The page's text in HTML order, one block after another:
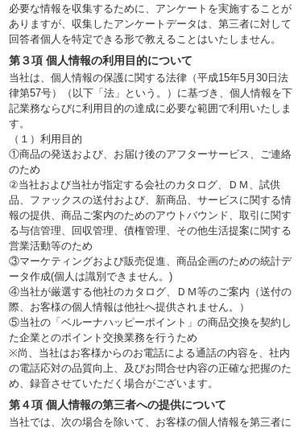
必要な情報を収集するために、アンケートを実施することが
ありますが、収集したアンケートデータは、第三者に対して
回答者個人を特定できる形で教えることはいたしません。
第３項 個人情報の利用目的について
当社は、個人情報の保護に関する法律（平成15年5月30日法
律第57号）（以下「法」という。）に基づき、個人情報を下
記業務ならびに利用目的の達成に必要な範囲で利用いたしま
す。
（１）利用目的
①商品の発送および、お届け後のアフターサービス、ご連絡
のため
②当社および当社が指定する会社のカタログ、ＤＭ、試供
品、ファックスの送付および、新商品、サービスに関する情
報の提供、商品ご案内のためのアウトバウンド、取引に関す
る与信管理、回収管理、債権管理、その他生活提案に関する
営業活動等のため
③マーケティングおよび販売促進、商品企画のための統計デ
ータ作成(個人は識別できません。)
④当社が厳選する他社のカタログ、ＤＭ等のご案内（送付の
際、お客様の個人情報は他社へ提供されません。）
⑤当社の「ベルーナハッピーポイント」の商品交換を契約し
た企業とのポイント交換業務を行うため
※尚、当社はお客様からのお電話による通話の内容を、社内
の電話応対の品質向上、及びお問合せ内容の正確な把握のた
め、録音させていただく場合がございます。
第４項 個人情報の第三者への提供について
当社では、次の場合を除いて、お客様の個人情報を第三者に